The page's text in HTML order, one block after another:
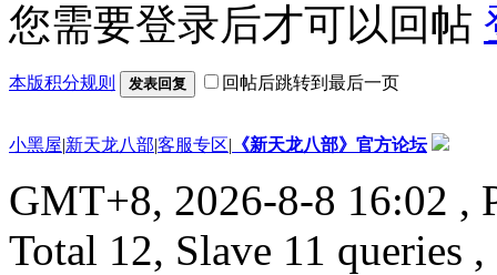
您需要登录后才可以回帖
本版积分规则 发表回复 回帖后跳转到最后一页
小黑屋|新天龙八部|客服专区| 《新天龙八部》官方论坛
GMT+8, 2026-8-8 16:02 ,
Total 12, Slave 11 queries